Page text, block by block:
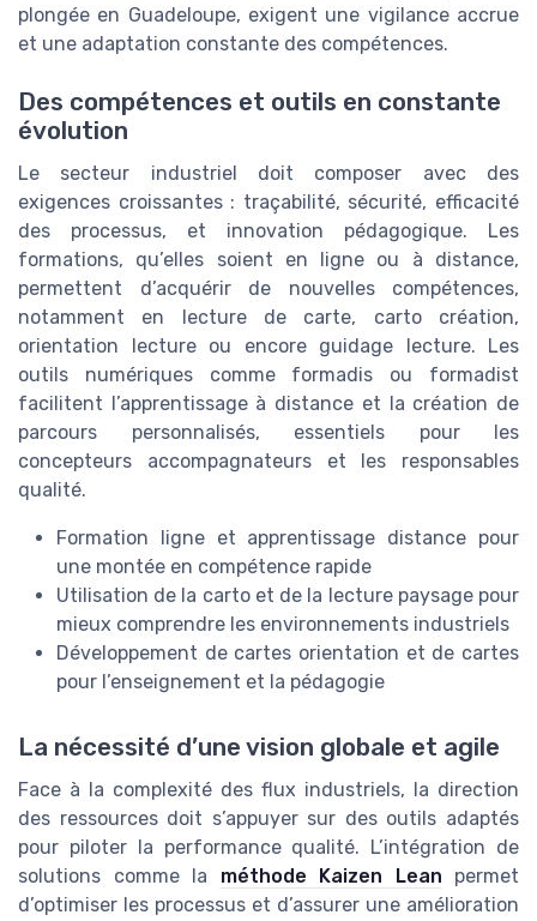
plongée en Guadeloupe, exigent une vigilance accrue
et une adaptation constante des compétences.
Des compétences et outils en constante
évolution
Le secteur industriel doit composer avec des
exigences croissantes : traçabilité, sécurité, efficacité
des processus, et innovation pédagogique. Les
formations, qu’elles soient en ligne ou à distance,
permettent d’acquérir de nouvelles compétences,
notamment en lecture de carte, carto création,
orientation lecture ou encore guidage lecture. Les
outils numériques comme formadis ou formadist
facilitent l’apprentissage à distance et la création de
parcours personnalisés, essentiels pour les
concepteurs accompagnateurs et les responsables
qualité.
Formation ligne et apprentissage distance pour
une montée en compétence rapide
Utilisation de la carto et de la lecture paysage pour
mieux comprendre les environnements industriels
Développement de cartes orientation et de cartes
pour l’enseignement et la pédagogie
La nécessité d’une vision globale et agile
Face à la complexité des flux industriels, la direction
des ressources doit s’appuyer sur des outils adaptés
pour piloter la performance qualité. L’intégration de
solutions comme la méthode Kaizen Lean permet
d’optimiser les processus et d’assurer une amélioration